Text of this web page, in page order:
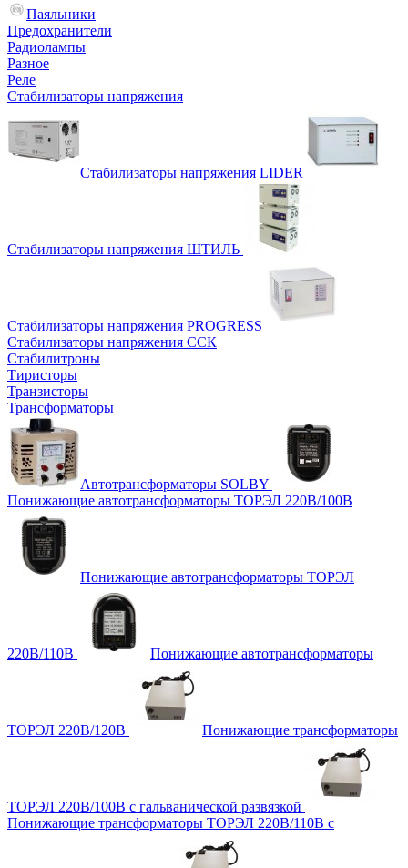
Паяльники
Предохранители
Радиолампы
Разное
Реле
Стабилизаторы напряжения
Стабилизаторы напряжения LIDER
Стабилизаторы напряжения ШТИЛЬ
Стабилизаторы напряжения PROGRESS
Стабилизаторы напряжения ССК
Стабилитроны
Тиристоры
Транзисторы
Трансформаторы
Автотрансформаторы SOLBY
Понижающие автотрансформаторы ТОРЭЛ 220В/100В
Понижающие автотрансформаторы ТОРЭЛ
220В/110В Понижающие автотрансформаторы
ТОРЭЛ 220В/120В Понижающие трансформаторы
ТОРЭЛ 220В/100В с гальванической развязкой
Понижающие трансформаторы ТОРЭЛ 220В/110В с